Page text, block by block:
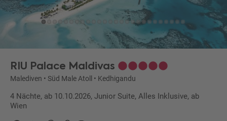
RIU Palace Maldivas
Malediven • Süd Male Atoll • Kedhigandu
4 Nächte, ab 10.10.2026, Junior Suite, Alles Inklusive, ab
Wien